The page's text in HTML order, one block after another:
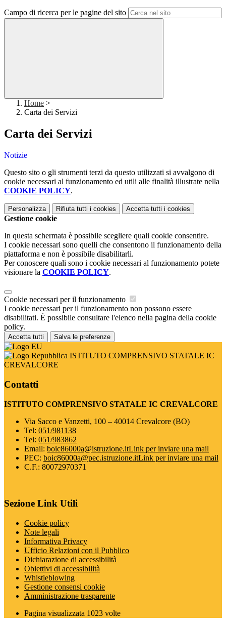
Campo di ricerca per le pagine del sito
Home >
Carta dei Servizi
Carta dei Servizi
Notizie
Questo sito o gli strumenti terzi da questo utilizzati si avvalgono di
cookie necessari al funzionamento ed utili alle finalità illustrate nella
COOKIE POLICY.
Personalizza Rifiuta tutti i cookies Accetta tutti i cookies
Gestione cookie
In questa schermata è possibile scegliere quali cookie consentire.
I cookie necessari sono quelli che consentono il funzionamento della
piattaforma e non è possibile disabilitarli.
Per conoscere quali sono i cookie necessari al funzionamento potete
visionare la COOKIE POLICY.
Cookie necessari per il funzionamento
I cookie necessari per il funzionamento non possono essere
disabilitati. È possibile consultare l'elenco nella pagina della cookie
policy.
Accetta tutti Salva le preferenze
ISTITUTO COMPRENSIVO STATALE IC
CREVALCORE
Contatti
ISTITUTO COMPRENSIVO STATALE IC CREVALCORE
Via Sacco e Vanzetti, 100 – 40014 Crevalcore (BO)
Tel: 051/981138
Tel: 051/983862
Email: boic86000a@istruzione.itLink per inviare una mail
PEC: boic86000a@pec.istruzione.itLink per inviare una mail
C.F.: 80072970371
Sezione Link Utili
Cookie policy
Note legali
Informativa Privacy
Ufficio Relazioni con il Pubblico
Dichiarazione di accessibilità
Obiettivi di accessibilità
Whistleblowing
Gestione consensi cookie
Amministrazione trasparente
Pagina visualizzata 1023 volte